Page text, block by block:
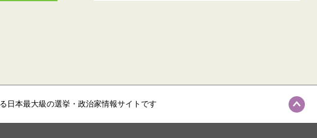
日本最大級の選挙・政治家情報サイトです